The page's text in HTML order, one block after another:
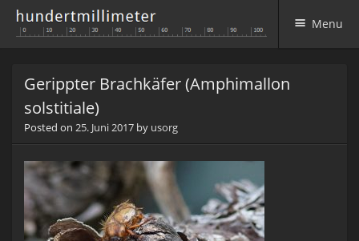
Menu
Gerippter Brachkäfer (Amphimallon
solstitiale)
Posted on 25. Juni 2017 by usorg